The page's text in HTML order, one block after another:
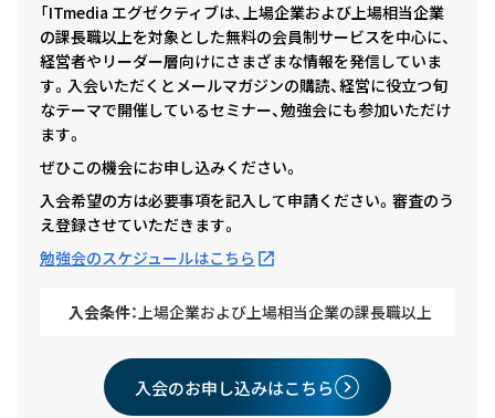
「ITmedia エグゼクティブは、上場企業および上場相当企業
の課長職以上を対象とした無料の会員制サービスを中心に、
経営者やリーダー層向けにさまざまな情報を発信していま
す。入会いただくとメールマガジンの購読、経営に役立つ旬
なテーマで開催しているセミナー、勉強会にも参加いただけ
ます。
ぜひこの機会にお申し込みください。
入会希望の方は必要事項を記入して申請ください。審査のう
え登録させていただきます。
勉強会のスケジュールはこちら
入会条件：上場企業および上場相当企業の課長職以上
入会のお申し込みはこちら